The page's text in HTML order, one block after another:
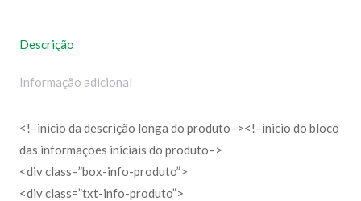
Descrição
Informação adicional
<!–inicio da descrição longa do produto–><!–inicio do bloco
das informações iniciais do produto–>
<div class=”box-info-produto”>
<div class=”txt-info-produto”>